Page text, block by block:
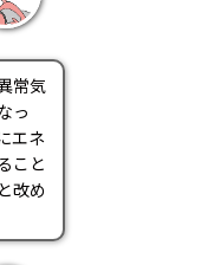
源諮問(北京)
Media(韓国語)
常気
っ
エネ
こと
改め